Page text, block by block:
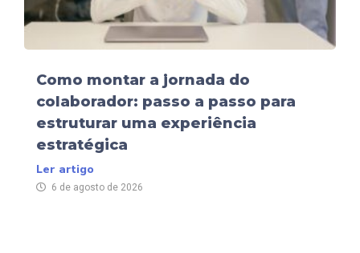
Como montar a jornada do
colaborador: passo a passo para
estruturar uma experiência
estratégica
Ler artigo
6 de agosto de 2026